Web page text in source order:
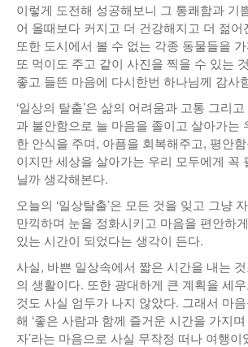
이렇게 도전해 성공해보니 그 통쾌함과 기
어 올때보다 커지고 더 건강해지고 더 젊어
또한 도시에서 볼 수 없는 각종 동물들을
또 먹이도 주고 같이 사진을 찍을 수 있는
좋고 들뜬 마음에 다시한번 하나님께 감사
‘일상의 탈출’은 삶의 어려움과 고통 그리
과 불안함으로 늘 마음을 졸이고 살아가는
한 안식을 주며, 아픔을 회복해주고, 평안
이지만 세상을 살아가는 우리 모두에게 꼭
닐까 생각해본다.
오늘의 ‘일상탈출’은 모든 것을 잊고 그냥
만끽하며 눈을 정화시키고 마음을 편안하
있는 시간이 되었다는 생각이 든다.
사실, 바쁜 일상속에서 짧은 시간을 내는
의 생활이다. 또한 광대하게 큰 계획을 세
것도 사실 엄두가 나지 않았다. 그래서 마
해 ‘좋은 사람과 함께 즐거운 시간을 가지
자’라는 마음으로 사실 무작정 떠나 여행이